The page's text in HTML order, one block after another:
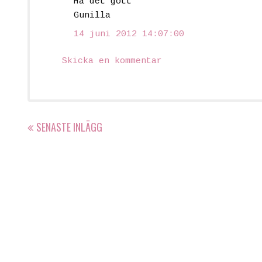
Gunilla
14 juni 2012 14:07:00
Skicka en kommentar
SENASTE INLÄGG